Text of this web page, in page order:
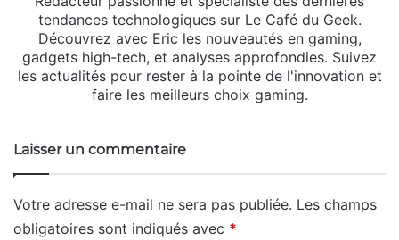
tendances technologiques sur Le Café du Geek.
Découvrez avec Eric les nouveautés en gaming,
gadgets high-tech, et analyses approfondies. Suivez
les actualités pour rester à la pointe de l'innovation et
faire les meilleurs choix gaming.
Laisser un commentaire
Votre adresse e-mail ne sera pas publiée. Les champs
obligatoires sont indiqués avec *